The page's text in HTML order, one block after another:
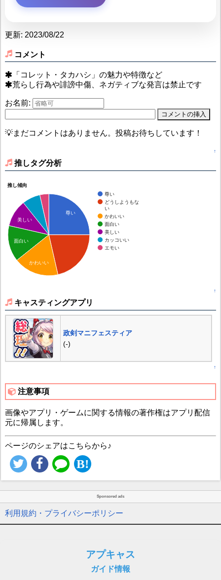
更新: 2023/08/22
コメント
「コレット・タカハシ」の魅力や特徴など
荒らし行為や誹謗中傷、ネガティブな発言は禁止です
お名前:
💡まだコメントはありません。投稿お待ちしています！
↑
推しタグ分析
推し傾向
尊い
どうしようもな
い
かわいい
面白い
美しい
カッコいい
エモい
尊い
美しい
面白い
かわいい
↑
キャスティングアプリ
政剣マニフェスティア
(-)
↑
注意事項
画像やアプリ・ゲームに関する情報の著作権はアプリ配信
元に帰属します。
ページのシェアはこちらから♪
Sponsored ads
利用規約・プライバシーポリシー
アプキャス
ガイド情報